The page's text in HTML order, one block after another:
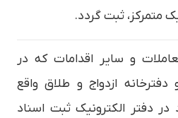
متمرکز، ثبت گردد.
و سایر اقدامات که در
ازدواج و طلاق واقع
دفتر الکترونیک ثبت اسناد